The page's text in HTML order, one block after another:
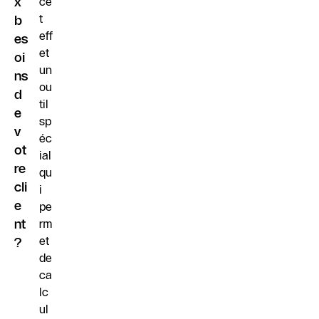
b
es
oi
ns
d
e
v
ot
re
cli
e
nt
?
t
eff
et
un
ou
til
sp
éc
ial
qu
i
pe
rm
et
de
ca
lc
ul